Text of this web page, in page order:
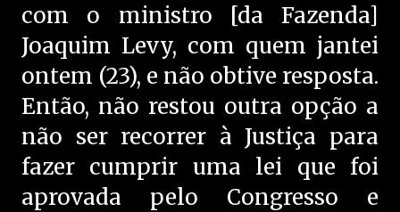
com o ministro [da Fazenda]
Joaquim Levy, com quem jantei
ontem (23), e não obtive resposta.
Então, não restou outra opção a
não ser recorrer à Justiça para
fazer cumprir uma lei que foi
aprovada pelo Congresso e